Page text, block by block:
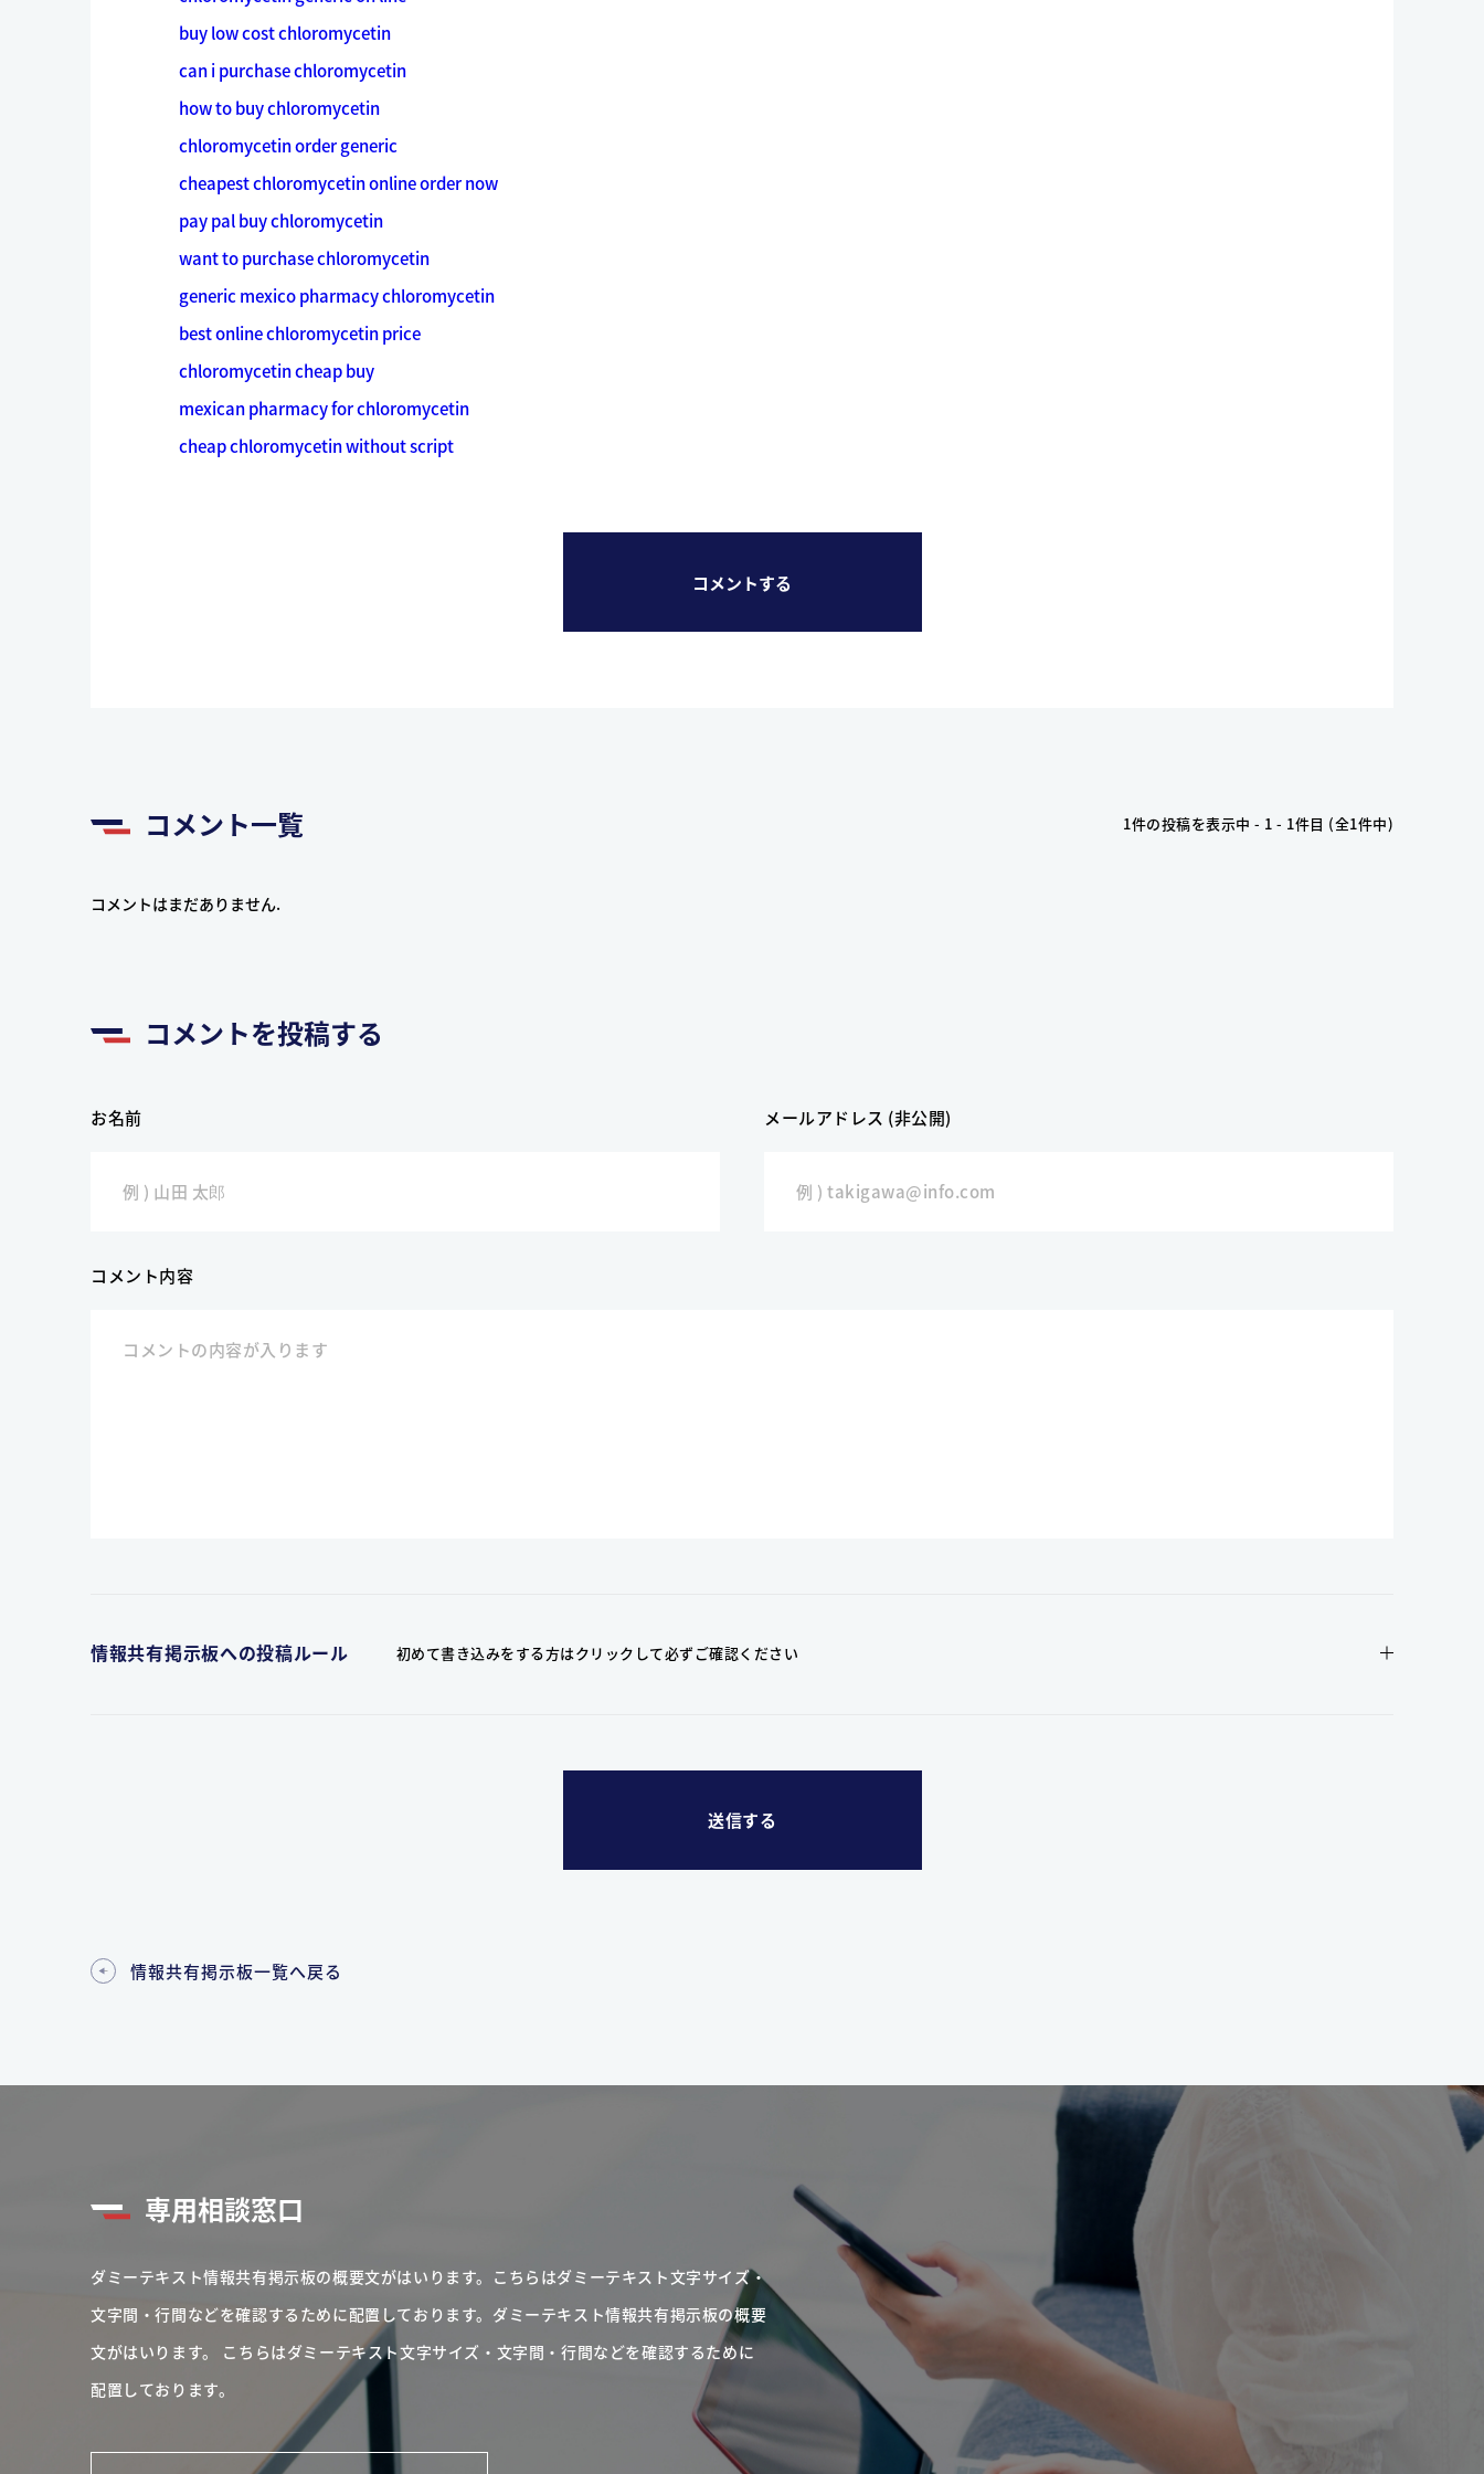
buy low cost chloromycetin
can i purchase chloromycetin
how to buy chloromycetin
chloromycetin order generic
cheapest chloromycetin online order now
pay pal buy chloromycetin
want to purchase chloromycetin
generic mexico pharmacy chloromycetin
best online chloromycetin price
chloromycetin cheap buy
mexican pharmacy for chloromycetin
cheap chloromycetin without script
コメントする
コメント一覧 1件の投稿を表示中 - 1 - 1件目 (全1件中)
コメントはまだありません.
コメントを投稿する
お名前 メールアドレス (非公開)
コメント内容
情報共有掲示板への投稿ルール 初めて書き込みをする方はクリックして必ずご確認ください
情報共有掲示板一覧へ戻る
専用相談窓口
ダミーテキスト情報共有掲示板の概要文がはいります。こちらはダミーテキスト文字サイズ・
文字間・行間などを確認するために配置しております。ダミーテキスト情報共有掲示板の概要
文がはいります。 こちらはダミーテキスト文字サイズ・文字間・行間などを確認するために
配置しております。